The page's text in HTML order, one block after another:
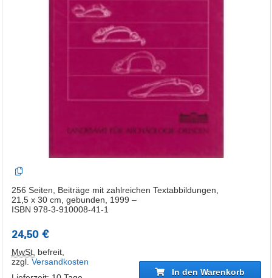
256 Seiten, Beiträge mit zahlreichen Textabbildungen,
21,5 x 30 cm, gebunden, 1999 –
ISBN 978-3-910008-41-1
24,50 €
MwSt. befreit,
zzgl. Versandkosten
In den Warenkorb